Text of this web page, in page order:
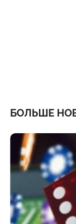
БОЛЬШЕ